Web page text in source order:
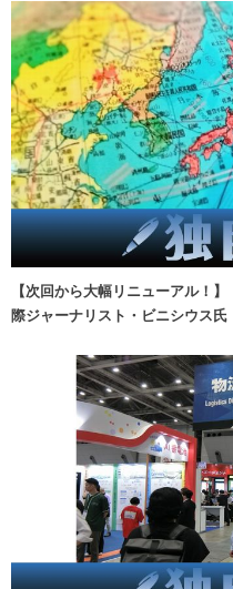
【次回から大幅リニューアル！
際ジャーナリスト・ビニシウス氏